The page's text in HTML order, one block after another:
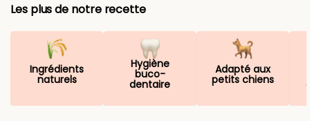
Les plus de notre recette
Ingrédients
naturels
Hygiène
buco-
dentaire
Adapté aux
petits chiens